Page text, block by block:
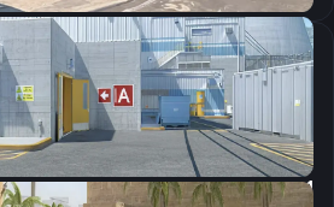
400
в игре:
2.2
в зуме:
1